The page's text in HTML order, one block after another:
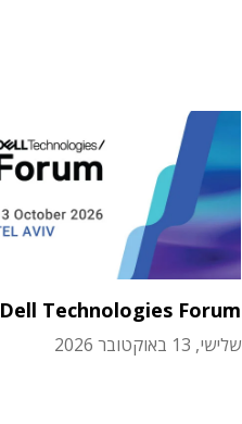
Dell Technologies Forum
שלישי, 13 באוקטובר 2026